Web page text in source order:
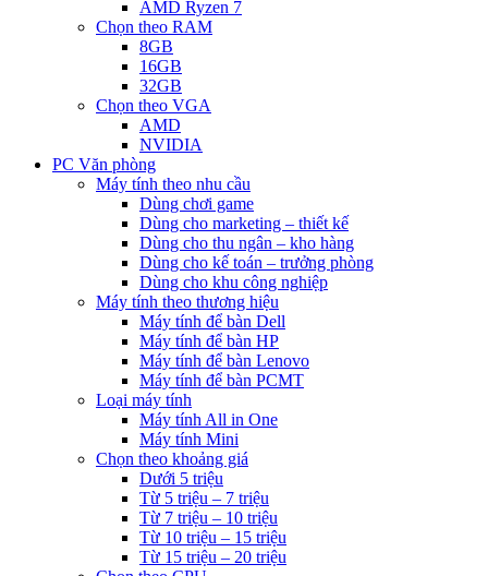
AMD Ryzen 7
Chọn theo RAM
8GB
16GB
32GB
Chọn theo VGA
AMD
NVIDIA
PC Văn phòng
Máy tính theo nhu cầu
Dùng chơi game
Dùng cho marketing – thiết kế
Dùng cho thu ngân – kho hàng
Dùng cho kế toán – trưởng phòng
Dùng cho khu công nghiệp
Máy tính theo thương hiệu
Máy tính để bàn Dell
Máy tính để bàn HP
Máy tính để bàn Lenovo
Máy tính để bàn PCMT
Loại máy tính
Máy tính All in One
Máy tính Mini
Chọn theo khoảng giá
Dưới 5 triệu
Từ 5 triệu – 7 triệu
Từ 7 triệu – 10 triệu
Từ 10 triệu – 15 triệu
Từ 15 triệu – 20 triệu